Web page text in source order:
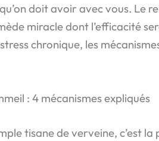
doit avoir avec vous. Le
miracle dont l’efficacité
chronique, les
: 4 mécanismes expliqués
tisane de verveine, c’est